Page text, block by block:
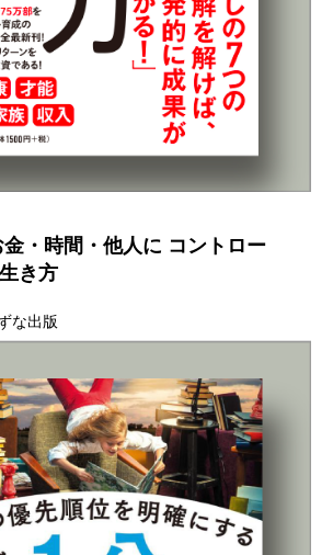
・時間・他人に コントロー
き方
な出版